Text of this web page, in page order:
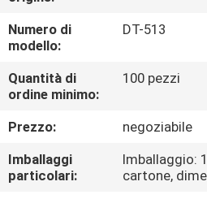
VISITA
ALLA
FABBRICA
CONTROLLO
DELLA
Numero di
modello:
DT-513
Quantità di
ordine minimo:
100 pezzi
Prezzo:
negoziabile
Imballaggi
particolari:
Imballaggio:
cartone,